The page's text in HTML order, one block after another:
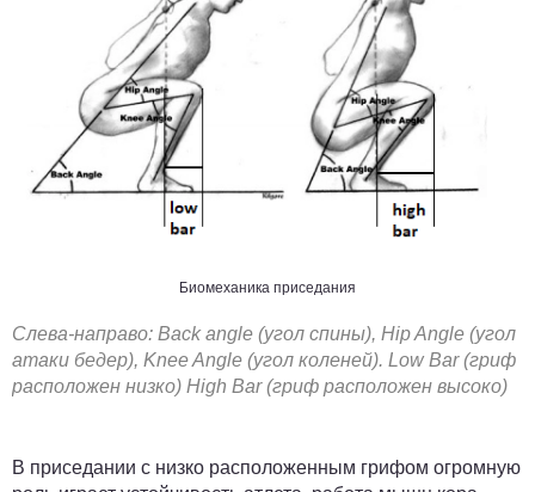
Биомеханика приседания
Слева-направо: Back angle (угол спины), Hip Angle (угол
атаки бедер), Knee Angle (угол коленей). Low Bar (гриф
расположен низко) High Bar (гриф расположен высоко)
В приседании с низко расположенным грифом огромную